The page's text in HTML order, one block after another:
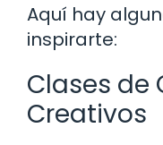
Aquí hay
inspirarte:
Clases de
Creativos